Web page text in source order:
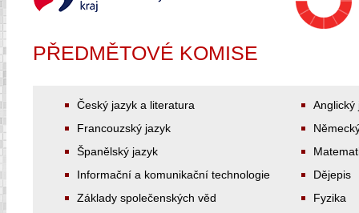
PŘEDMĚTOVÉ KOMISE
Český jazyk a literatura
Anglický
Francouzský jazyk
Španělský jazyk
Informační a komunikační technologie
Dějepis
Základy společenských věd
Fyzika